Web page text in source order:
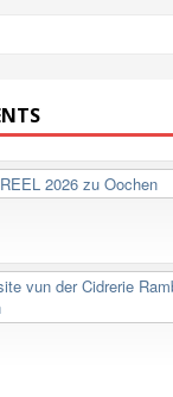
REEL 2026 zu Oochen
vun der Cidrerie